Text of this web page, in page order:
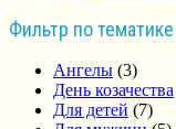
Фильтр по
Ангелы (3)
День козачества
Для детей (7)